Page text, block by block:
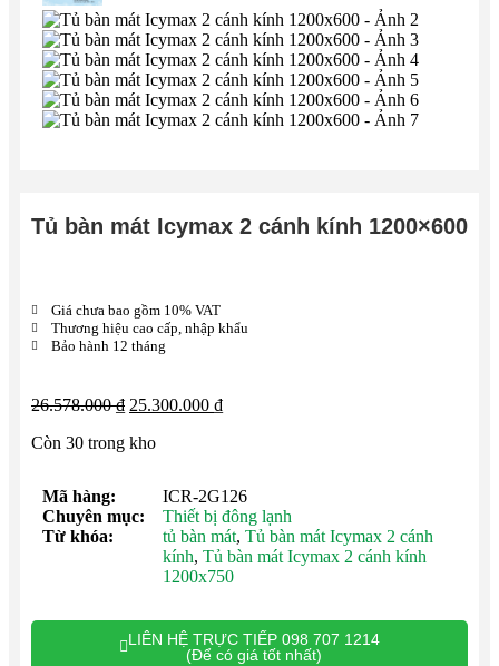
Tủ bàn mát Icymax 2 cánh kính 1200×600
Giá chưa bao gồm 10% VAT
Thương hiệu cao cấp, nhập khẩu
Bảo hành 12 tháng
26.578.000₫ 25.300.000 ₫
Còn 30 trong kho
Mã hàng:
ICR-2G126
Chuyên mục:
Thiết bị đông lạnh
Từ khóa:
tủ bàn mát, Tủ bàn mát Icymax 2 cánh
kính, Tủ bàn mát Icymax 2 cánh kính
1200x750
LIÊN HỆ TRỰC TIẾP 098 707 1214
(Để có giá tốt nhất)